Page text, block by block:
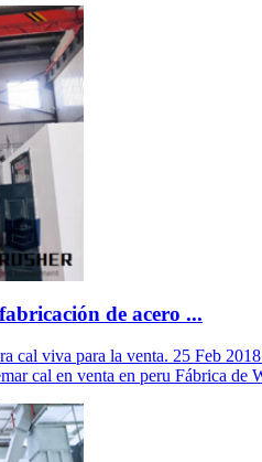
de acero ...
cal viva para la venta. 25 Feb
cal en venta en peru Fábrica de